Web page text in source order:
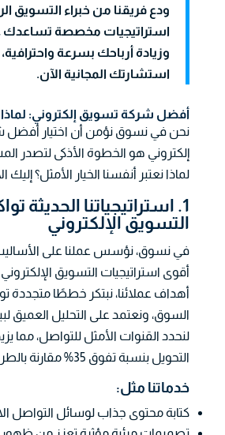
ودع فريقنا من خبراء التسويق
استراتيجيات مخصصة تساعدك
وزيادة أرباحك بسرعة
استشارتك المجانية الآن.
أفضل شركة تسويق إلكتروني:
نحن في نسوق نؤمن أن اختيار
إلكتروني هو الخطوة الأذكى لتصدر
لماذا نعتبر أنفسنا الخيار الأمثل؟
1. استراتيجياتنا الحديثة
التسويق الإلكتروني
في نسوق، نؤسس عملنا على الأساليب
أقوى استراتيجيات التسويق
أهداف عملائنا، نبتكر خططًا متجددة
السوق، ونعتمد على التحليل العميق
لنحدد القنوات الأمثل للتواصل، مما
التحويل بنسبة تفوق 35% مقارنة بالطرق التقليدية.
خدماتنا مثل:
كتابة محتوى جذاب لوسائل التواصل